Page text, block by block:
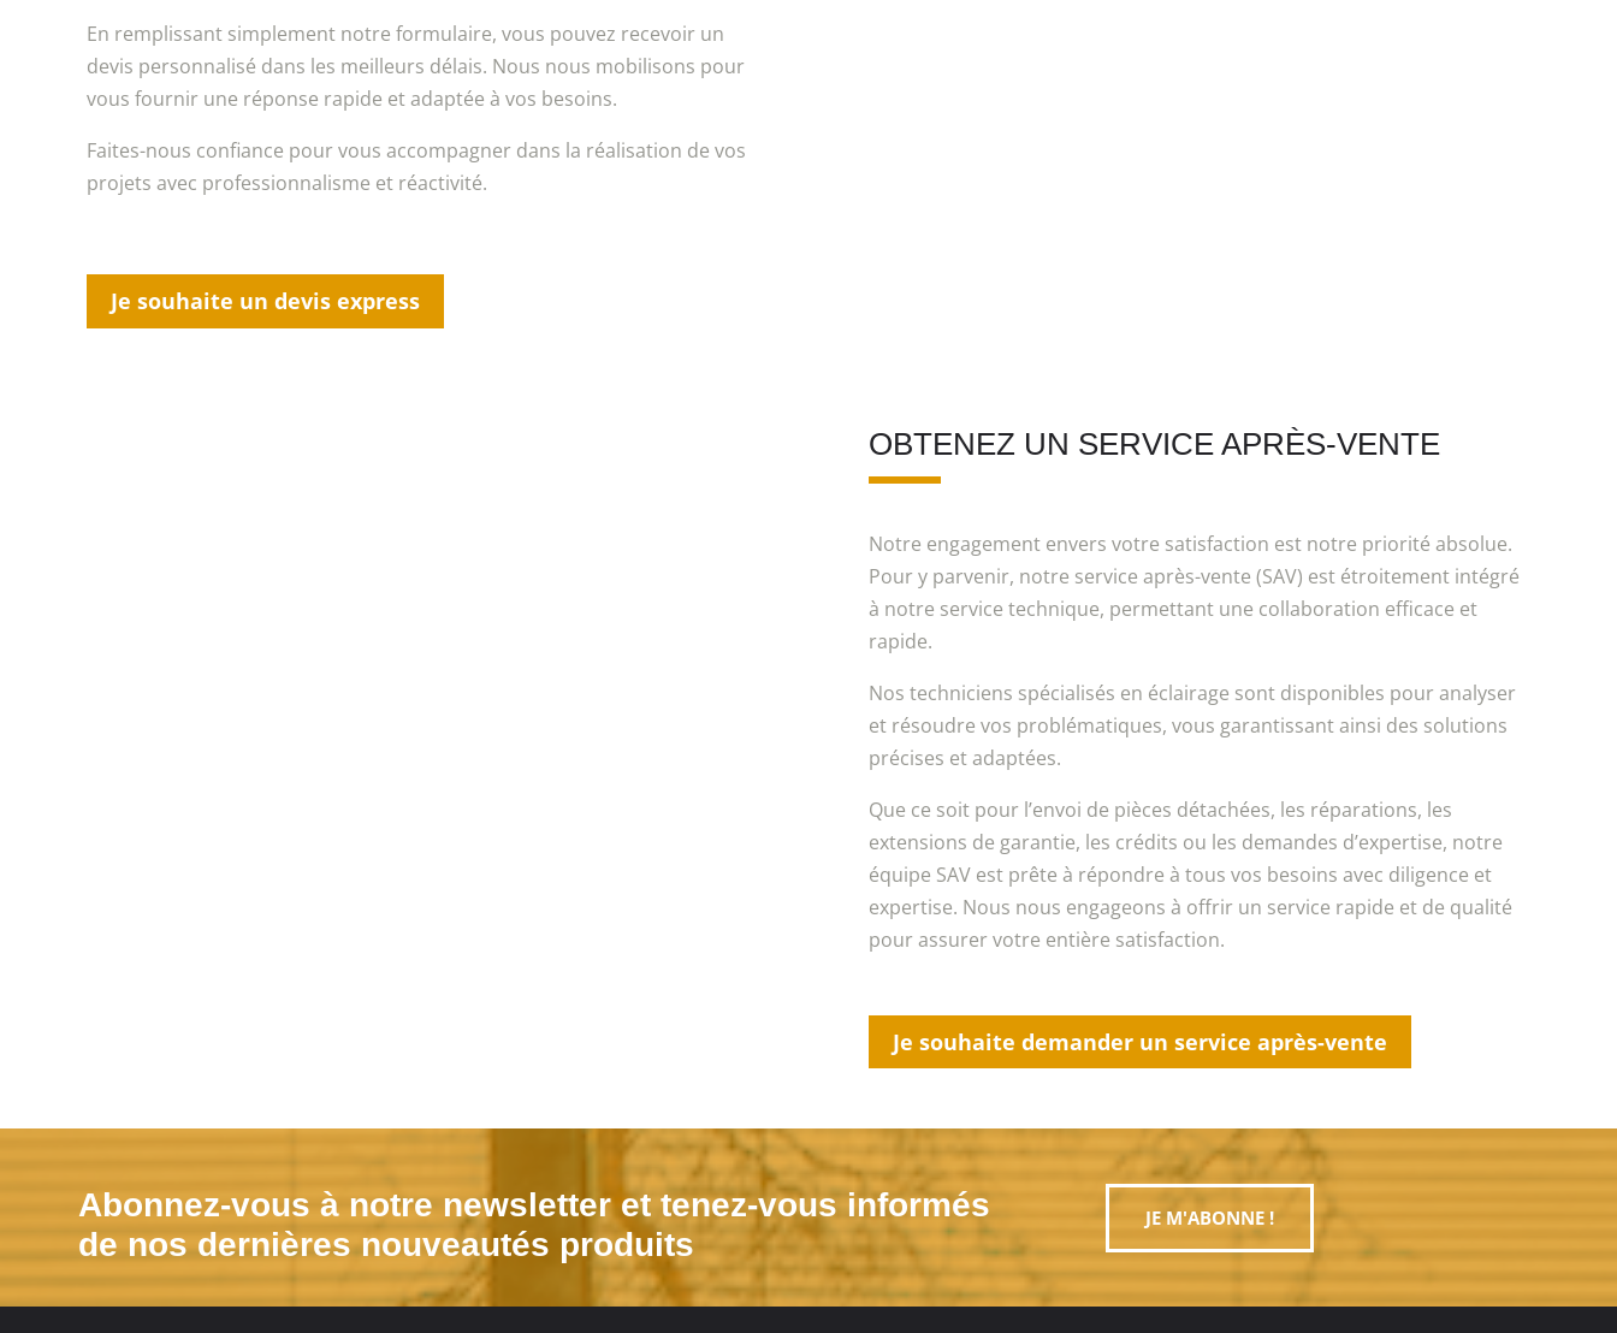
En remplissant simplement notre formulaire, vous pouvez recevoir un
devis personnalisé dans les meilleurs délais. Nous nous mobilisons pour
vous fournir une réponse rapide et adaptée à vos besoins.
Faites-nous confiance pour vous accompagner dans la réalisation de vos
projets avec professionnalisme et réactivité.
Je souhaite un devis express
OBTENEZ UN SERVICE APRÈS-VENTE
Notre engagement envers votre satisfaction est notre priorité absolue.
Pour y parvenir, notre service après-vente (SAV) est étroitement intégré
à notre service technique, permettant une collaboration efficace et
rapide.
Nos techniciens spécialisés en éclairage sont disponibles pour analyser
et résoudre vos problématiques, vous garantissant ainsi des solutions
précises et adaptées.
Que ce soit pour l’envoi de pièces détachées, les réparations, les
extensions de garantie, les crédits ou les demandes d’expertise, notre
équipe SAV est prête à répondre à tous vos besoins avec diligence et
expertise. Nous nous engageons à offrir un service rapide et de qualité
pour assurer votre entière satisfaction.
Je souhaite demander un service après-vente
Abonnez-vous à notre newsletter et tenez-vous informés
de nos dernières nouveautés produits
JE M'ABONNE !